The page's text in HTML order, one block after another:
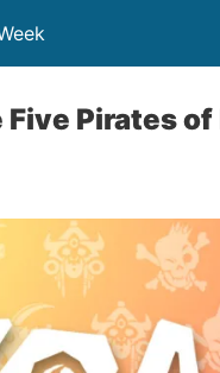
Five Pirates